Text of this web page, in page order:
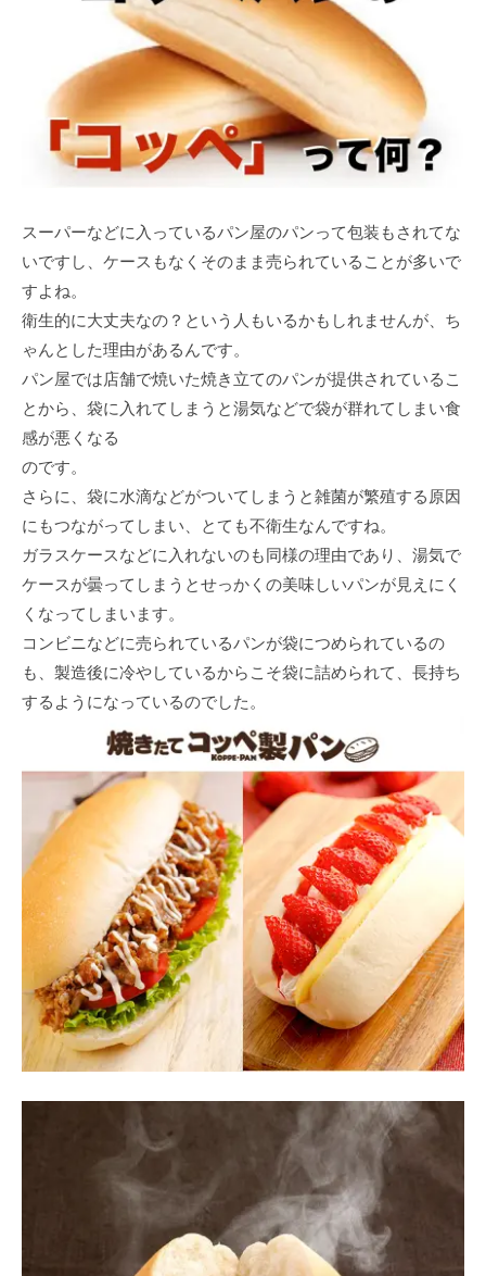
スーパーなどに入っているパン屋のパンって包装もされてな
いですし、ケースもなくそのまま売られていることが多いで
すよね。
衛生的に大丈夫なの？という人もいるかもしれませんが、ち
ゃんとした理由があるんです。
パン屋では店舗で焼いた焼き立てのパンが提供されているこ
とから、袋に入れてしまうと湯気などで袋が群れてしまい食
感が悪くなる
のです。
さらに、袋に水滴などがついてしまうと雑菌が繁殖する原因
にもつながってしまい、とても不衛生なんですね。
ガラスケースなどに入れないのも同様の理由であり、湯気で
ケースが曇ってしまうとせっかくの美味しいパンが見えにく
くなってしまいます。
コンビニなどに売られているパンが袋につめられているの
も、製造後に冷やしているからこそ袋に詰められて、長持ち
するようになっているのでした。